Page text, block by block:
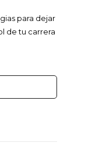
para dejar
de tu carrera